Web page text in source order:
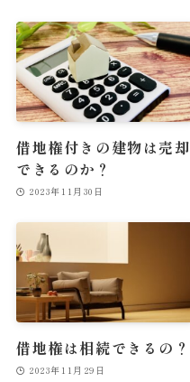
借地権付きの建物は売却
できるのか？
2023年11月30日
借地権は相続できるの？
2023年11月29日